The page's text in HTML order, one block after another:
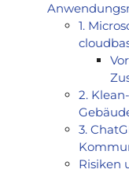
1.
2.
3.
Risiken